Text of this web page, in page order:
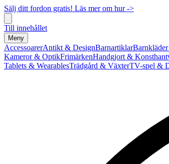
Sälj ditt fordon gratis! Läs mer om hur ->
Till innehållet
Meny
AccessoarerAntikt & DesignBarnartiklar
Kameror & OptikFrimärkenHandgjort &
Tablets & WearablesTrädgård & VäxterTV-spel &